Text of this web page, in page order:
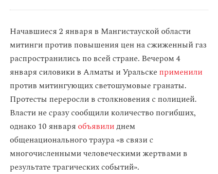
Начавшиеся 2 января в Мангистауской области
митинги против повышения цен на сжиженный газ
распространились по всей стране. Вечером 4
января силовики в Алматы и Уральскеприменили
против митингующих светошумовые гранаты.
Протесты переросли в столкновения с полицией.
Власти не сразу сообщили количество погибших,
однако 10 января объявилиднем
общенационального траура «в связи с
многочисленными человеческими жертвами в
результате трагических событий».